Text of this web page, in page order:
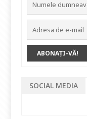
SOCIAL MEDIA